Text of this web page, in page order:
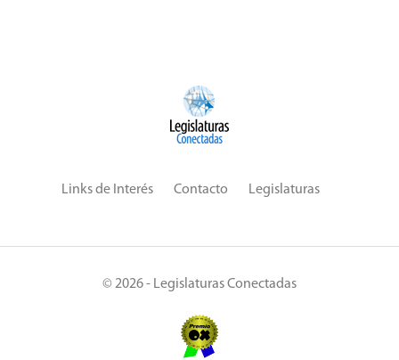
Links de Interés Contacto Legislaturas
© 2026 - Legislaturas Conectadas